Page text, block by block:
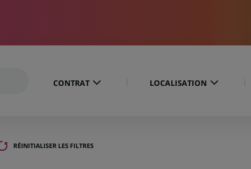
CONTRAT LOCALISATION
RÉINITIALISER LES FILTRES